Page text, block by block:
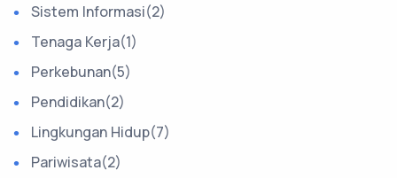
Sistem Informasi(2)
Tenaga Kerja(1)
Perkebunan(5)
Pendidikan(2)
Lingkungan Hidup(7)
Pariwisata(2)